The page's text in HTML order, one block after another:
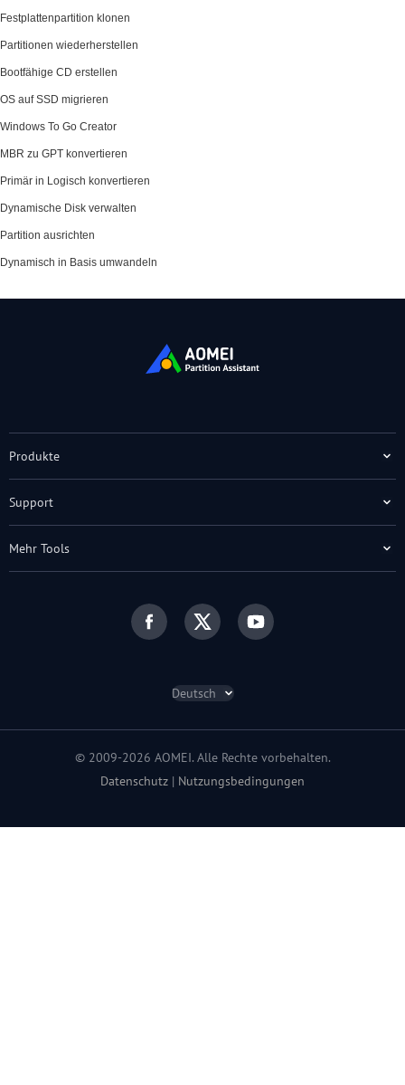
Festplattenpartition klonen
Partitionen wiederherstellen
Bootfähige CD erstellen
OS auf SSD migrieren
Windows To Go Creator
MBR zu GPT konvertieren
Primär in Logisch konvertieren
Dynamische Disk verwalten
Partition ausrichten
Dynamisch in Basis umwandeln
Deutsch
Produkte
Support
Mehr Tools
© 2009-2026 AOMEI. Alle Rechte vorbehalten.
Datenschutz | Nutzungsbedingungen